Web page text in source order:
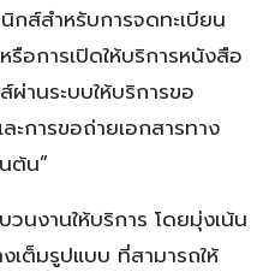
กส์สำหรับการจดทะเบียน
อการเปิดให้บริการหนังสือ
านระบบให้บริการขอ
ะการขอถ่ายเอกสารทาง
ต้น”
นงานให้บริการ โดยมุ่งเน้น
เต็มรูปแบบ ที่สามารถให้